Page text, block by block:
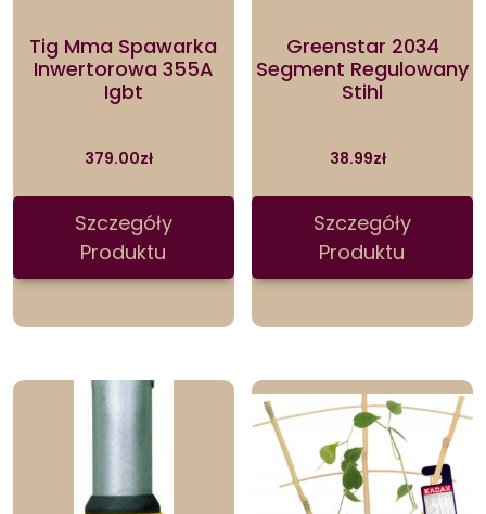
Tig Mma Spawarka
Inwertorowa 355A
Igbt
379.00zł
Szczegóły
Produktu
Greenstar 2034
Segment Regulowany
Stihl
38.99zł
Szczegóły
Produktu